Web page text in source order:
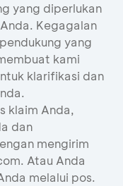
yang diperlukan
Kegagalan
yang
kami
klarifikasi dan
klaim Anda,
dan
mengirim
Atau Anda
melalui pos.